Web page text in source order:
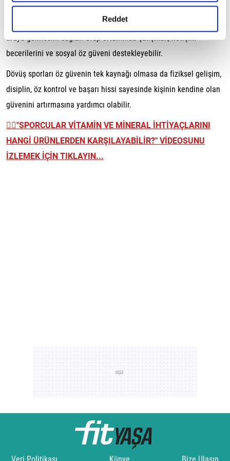
gerçekleştirilen veri işleme faaliyetleri ile ilgili daha
detaylı bilgi almak için lütfentıklayınız.
Reddet
Dövüş sporları, bireylerin benzer hedeflere sahip insanlarla bir
araya gelmesini sağlar. Grup ortamında çalışmak, iletişim
becerilerini ve sosyal öz güveni destekleyebilir.
Dövüş sporları öz güvenin tek kaynağı olmasa da fiziksel gelişim,
disiplin, öz kontrol ve başarı hissi sayesinde kişinin kendine olan
güvenini artırmasına yardımcı olabilir.
👉🏼"SPORCULAR VİTAMİN VE MİNERAL İHTİYAÇLARINI
HANGİ ÜRÜNLERDEN KARŞILAYABİLİR?" VİDEOSUNU
İZLEMEK İÇİN TIKLAYIN...